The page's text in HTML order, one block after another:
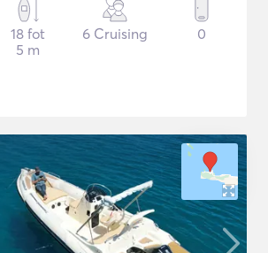
18 fot
5 m
6 Cruising 0